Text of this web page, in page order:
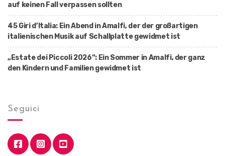
auf keinen Fall verpassen sollten
45 Giri d’Italia: Ein Abend in Amalfi, der der großartigen
italienischen Musik auf Schallplatte gewidmet ist
„Estate dei Piccoli 2026“: Ein Sommer in Amalfi, der ganz
den Kindern und Familien gewidmet ist
Seguici